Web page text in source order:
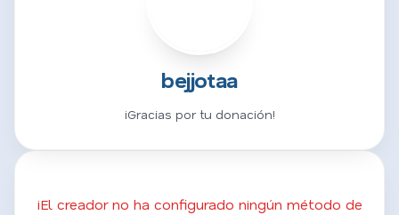
bejjotaa
¡Gracias por tu donación!
¡El creador no ha configurado ningún método de